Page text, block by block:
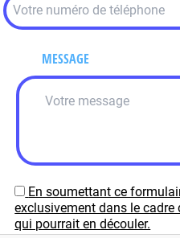
MESSAGE
En soumettant ce
exclusivement dans le
qui pourrait en découler.